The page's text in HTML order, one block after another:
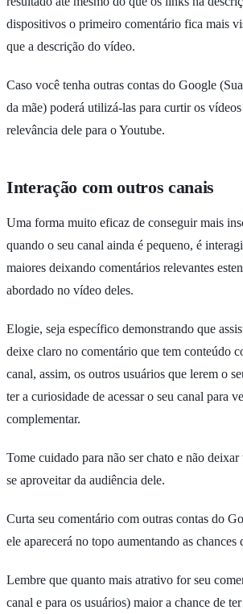
dispositivos o primeiro comentário fica mais
que a descrição do vídeo.
Caso você tenha outras contas do Google
da mãe) poderá utilizá-las para curtir os vídeos
relevância dele para o Youtube.
Interação com outros canais
Uma forma muito eficaz de conseguir mais
quando o seu canal ainda é pequeno, é
maiores deixando comentários relevantes
abordado no vídeo deles.
Elogie, seja específico demonstrando que
deixe claro no comentário que tem conteúdo
canal, assim, os outros usuários que lerem o
ter a curiosidade de acessar o seu canal para
complementar.
Tome cuidado para não ser chato e não deixar
se aproveitar da audiência dele.
Curta seu comentário com outras contas do
ele aparecerá no topo aumentando as chances
Lembre que quanto mais atrativo for seu
canal e para os usuários) maior a chance de ter